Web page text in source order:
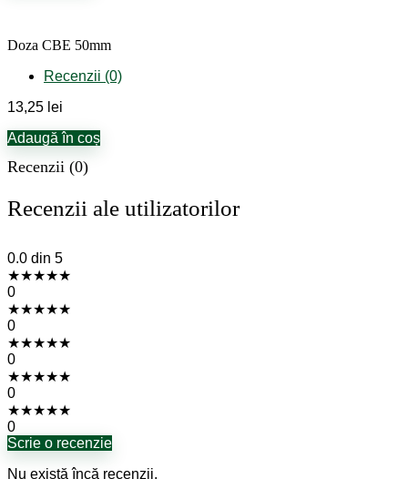
Doza CBE 50mm
Recenzii (0)
13,25 lei
Adaugă în coș
Recenzii (0)
Recenzii ale utilizatorilor
0.0 din 5
★★★★★
0
★★★★★
0
★★★★★
0
★★★★★
0
★★★★★
0
Scrie o recenzie
Nu există încă recenzii.